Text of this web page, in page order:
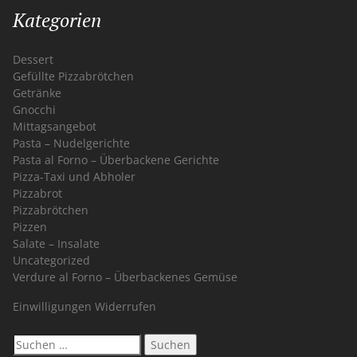
Kategorien
Dessert
Gefüllte Pizzabrötchen
Getränke
Gnocchi
Mittagsangebot
Pasta – Nudelgerichte
Pasta al Forno – Überbackene Gerichte
Pizza-Taxi und Abholer
Pizzabrot
Pizzabrötchen
Pizzen
Salate – Insalate
Uncategorized
Verdure al Forno – Überbackenes Gemüse
Einwilligungen Widerrufen
Suchen